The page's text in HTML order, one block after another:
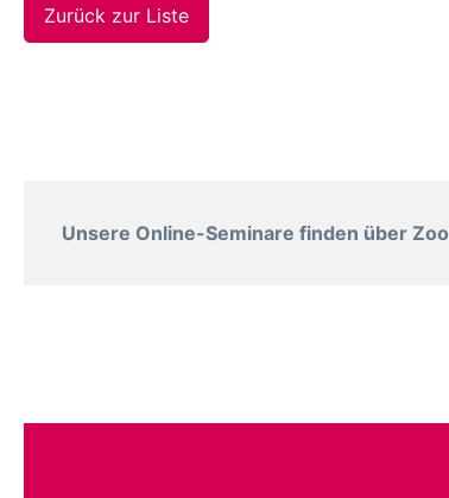
Zurück zur Liste
Unsere Online-Seminare finden über